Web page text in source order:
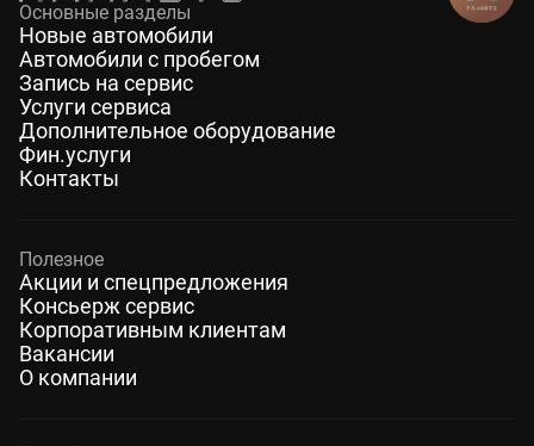
Основные разделы
Новые автомобили
Автомобили с пробегом
Запись на сервис
Услуги сервиса
Дополнительное оборудование
Фин.услуги
Контакты
Полезное
Акции и спецпредложения
Консьерж сервис
Корпоративным клиентам
Вакансии
О компании